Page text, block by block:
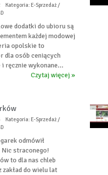
Kategoria: E-Sprzedaż /
dodatki do ubioru są
każdej modowej
opolskie to
dla osób ceniących
ręcznie wykonane...
Czytaj więcej »
Kategoria: E-Sprzedaż /
odmówił
Nic straconego!
to dla nas chleb
zakład do wielu lat